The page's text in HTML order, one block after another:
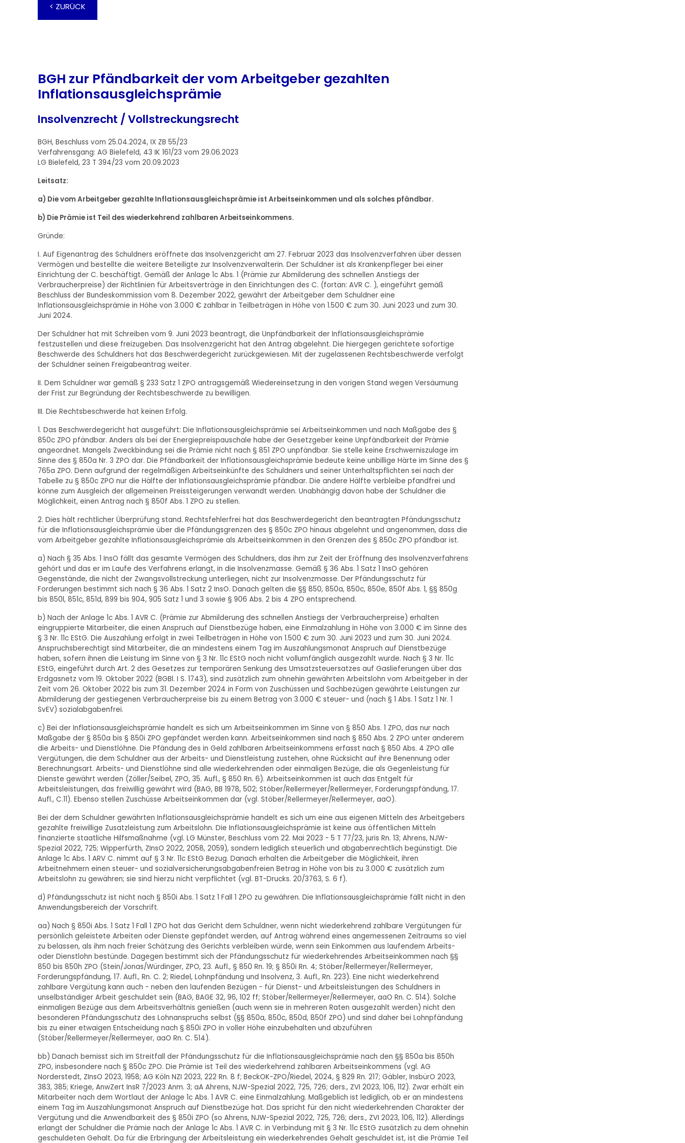
< ZURÜCK
BGH zur Pfändbarkeit der vom Arbeitgeber gezahlten
Inflationsausgleichsprämie
Insolvenzrecht / Vollstreckungsrecht
BGH, Beschluss vom 25.04.2024, IX ZB 55/23
Verfahrensgang: AG Bielefeld, 43 IK 161/23 vom 29.06.2023
LG Bielefeld, 23 T 394/23 vom 20.09.2023
Leitsatz:
a) Die vom Arbeitgeber gezahlte Inflationsausgleichsprämie ist Arbeitseinkommen und als solches pfändbar.
b) Die Prämie ist Teil des wiederkehrend zahlbaren Arbeitseinkommens.
Gründe:
I. Auf Eigenantrag des Schuldners eröffnete das Insolvenzgericht am 27. Februar 2023 das Insolvenzverfahren über dessen
Vermögen und bestellte die weitere Beteiligte zur Insolvenzverwalterin. Der Schuldner ist als Krankenpfleger bei einer
Einrichtung der C. beschäftigt. Gemäß der Anlage 1c Abs. 1 (Prämie zur Abmilderung des schnellen Anstiegs der
Verbraucherpreise) der Richtlinien für Arbeitsverträge in den Einrichtungen des C. (fortan: AVR C. ), eingeführt gemäß
Beschluss der Bundeskommission vom 8. Dezember 2022, gewährt der Arbeitgeber dem Schuldner eine
Inflationsausgleichsprämie in Höhe von 3.000 € zahlbar in Teilbeträgen in Höhe von 1.500 € zum 30. Juni 2023 und zum 30.
Juni 2024.
Der Schuldner hat mit Schreiben vom 9. Juni 2023 beantragt, die Unpfändbarkeit der Inflationsausgleichsprämie
festzustellen und diese freizugeben. Das Insolvenzgericht hat den Antrag abgelehnt. Die hiergegen gerichtete sofortige
Beschwerde des Schuldners hat das Beschwerdegericht zurückgewiesen. Mit der zugelassenen Rechtsbeschwerde verfolgt
der Schuldner seinen Freigabeantrag weiter.
II. Dem Schuldner war gemäß § 233 Satz 1 ZPO antragsgemäß Wiedereinsetzung in den vorigen Stand wegen Versäumung
der Frist zur Begründung der Rechtsbeschwerde zu bewilligen.
III. Die Rechtsbeschwerde hat keinen Erfolg.
1. Das Beschwerdegericht hat ausgeführt: Die Inflationsausgleichsprämie sei Arbeitseinkommen und nach Maßgabe des §
850c ZPO pfändbar. Anders als bei der Energiepreispauschale habe der Gesetzgeber keine Unpfändbarkeit der Prämie
angeordnet. Mangels Zweckbindung sei die Prämie nicht nach § 851 ZPO unpfändbar. Sie stelle keine Erschwerniszulage im
Sinne des § 850a Nr. 3 ZPO dar. Die Pfändbarkeit der Inflationsausgleichsprämie bedeute keine unbillige Härte im Sinne des §
765a ZPO. Denn aufgrund der regelmäßigen Arbeitseinkünfte des Schuldners und seiner Unterhaltspflichten sei nach der
Tabelle zu § 850c ZPO nur die Hälfte der Inflationsausgleichsprämie pfändbar. Die andere Hälfte verbleibe pfandfrei und
könne zum Ausgleich der allgemeinen Preissteigerungen verwandt werden. Unabhängig davon habe der Schuldner die
Möglichkeit, einen Antrag nach § 850f Abs. 1 ZPO zu stellen.
2. Dies hält rechtlicher Überprüfung stand. Rechtsfehlerfrei hat das Beschwerdegericht den beantragten Pfändungsschutz
für die Inflationsausgleichsprämie über die Pfändungsgrenzen des § 850c ZPO hinaus abgelehnt und angenommen, dass die
vom Arbeitgeber gezahlte Inflationsausgleichsprämie als Arbeitseinkommen in den Grenzen des § 850c ZPO pfändbar ist.
a) Nach § 35 Abs. 1 InsO fällt das gesamte Vermögen des Schuldners, das ihm zur Zeit der Eröffnung des Insolvenzverfahrens
gehört und das er im Laufe des Verfahrens erlangt, in die Insolvenzmasse. Gemäß § 36 Abs. 1 Satz 1 InsO gehören
Gegenstände, die nicht der Zwangsvollstreckung unterliegen, nicht zur Insolvenzmasse. Der Pfändungsschutz für
Forderungen bestimmt sich nach § 36 Abs. 1 Satz 2 InsO. Danach gelten die §§ 850, 850a, 850c, 850e, 850f Abs. 1, §§ 850g
bis 850l, 851c, 851d, 899 bis 904, 905 Satz 1 und 3 sowie § 906 Abs. 2 bis 4 ZPO entsprechend.
b) Nach der Anlage 1c Abs. 1 AVR C. (Prämie zur Abmilderung des schnellen Anstiegs der Verbraucherpreise) erhalten
eingruppierte Mitarbeiter, die einen Anspruch auf Dienstbezüge haben, eine Einmalzahlung in Höhe von 3.000 € im Sinne des
§ 3 Nr. 11c EStG. Die Auszahlung erfolgt in zwei Teilbeträgen in Höhe von 1.500 € zum 30. Juni 2023 und zum 30. Juni 2024.
Anspruchsberechtigt sind Mitarbeiter, die an mindestens einem Tag im Auszahlungsmonat Anspruch auf Dienstbezüge
haben, sofern ihnen die Leistung im Sinne von § 3 Nr. 11c EStG noch nicht vollumfänglich ausgezahlt wurde. Nach § 3 Nr. 11c
EStG, eingeführt durch Art. 2 des Gesetzes zur temporären Senkung des Umsatzsteuersatzes auf Gaslieferungen über das
Erdgasnetz vom 19. Oktober 2022 (BGBl. I S. 1743), sind zusätzlich zum ohnehin gewährten Arbeitslohn vom Arbeitgeber in der
Zeit vom 26. Oktober 2022 bis zum 31. Dezember 2024 in Form von Zuschüssen und Sachbezügen gewährte Leistungen zur
Abmilderung der gestiegenen Verbraucherpreise bis zu einem Betrag von 3.000 € steuer- und (nach § 1 Abs. 1 Satz 1 Nr. 1
SvEV) sozialabgabenfrei.
c) Bei der Inflationsausgleichsprämie handelt es sich um Arbeitseinkommen im Sinne von § 850 Abs. 1 ZPO, das nur nach
Maßgabe der § 850a bis § 850i ZPO gepfändet werden kann. Arbeitseinkommen sind nach § 850 Abs. 2 ZPO unter anderem
die Arbeits- und Dienstlöhne. Die Pfändung des in Geld zahlbaren Arbeitseinkommens erfasst nach § 850 Abs. 4 ZPO alle
Vergütungen, die dem Schuldner aus der Arbeits- und Dienstleistung zustehen, ohne Rücksicht auf ihre Benennung oder
Berechnungsart. Arbeits- und Dienstlöhne sind alle wiederkehrenden oder einmaligen Bezüge, die als Gegenleistung für
Dienste gewährt werden (Zöller/Seibel, ZPO, 35. Aufl., § 850 Rn. 6). Arbeitseinkommen ist auch das Entgelt für
Arbeitsleistungen, das freiwillig gewährt wird (BAG, BB 1978, 502; Stöber/Rellermeyer/Rellermeyer, Forderungspfändung, 17.
Aufl., C.11). Ebenso stellen Zuschüsse Arbeitseinkommen dar (vgl. Stöber/Rellermeyer/Rellermeyer, aaO).
Bei der dem Schuldner gewährten Inflationsausgleichsprämie handelt es sich um eine aus eigenen Mitteln des Arbeitgebers
gezahlte freiwillige Zusatzleistung zum Arbeitslohn. Die Inflationsausgleichsprämie ist keine aus öffentlichen Mitteln
finanzierte staatliche Hilfsmaßnahme (vgl. LG Münster, Beschluss vom 22. Mai 2023 - 5 T 77/23, juris Rn. 13; Ahrens, NJW-
Spezial 2022, 725; Wipperfürth, ZInsO 2022, 2058, 2059), sondern lediglich steuerlich und abgabenrechtlich begünstigt. Die
Anlage 1c Abs. 1 ARV C. nimmt auf § 3 Nr. 11c EStG Bezug. Danach erhalten die Arbeitgeber die Möglichkeit, ihren
Arbeitnehmern einen steuer- und sozialversicherungsabgabenfreien Betrag in Höhe von bis zu 3.000 € zusätzlich zum
Arbeitslohn zu gewähren; sie sind hierzu nicht verpflichtet (vgl. BT-Drucks. 20/3763, S. 6 f).
d) Pfändungsschutz ist nicht nach § 850i Abs. 1 Satz 1 Fall 1 ZPO zu gewähren. Die Inflationsausgleichsprämie fällt nicht in den
Anwendungsbereich der Vorschrift.
aa) Nach § 850i Abs. 1 Satz 1 Fall 1 ZPO hat das Gericht dem Schuldner, wenn nicht wiederkehrend zahlbare Vergütungen für
persönlich geleistete Arbeiten oder Dienste gepfändet werden, auf Antrag während eines angemessenen Zeitraums so viel
zu belassen, als ihm nach freier Schätzung des Gerichts verbleiben würde, wenn sein Einkommen aus laufendem Arbeits-
oder Dienstlohn bestünde. Dagegen bestimmt sich der Pfändungsschutz für wiederkehrendes Arbeitseinkommen nach §§
850 bis 850h ZPO (Stein/Jonas/Würdinger, ZPO, 23. Aufl., § 850 Rn. 19; § 850i Rn. 4; Stöber/Rellermeyer/Rellermeyer,
Forderungspfändung, 17. Aufl., Rn. C. 2; Riedel, Lohnpfändung und Insolvenz, 3. Aufl., Rn. 223). Eine nicht wiederkehrend
zahlbare Vergütung kann auch - neben den laufenden Bezügen - für Dienst- und Arbeitsleistungen des Schuldners in
unselbständiger Arbeit geschuldet sein (BAG, BAGE 32, 96, 102 ff; Stöber/Rellermeyer/Rellermeyer, aaO Rn. C. 514). Solche
einmaligen Bezüge aus dem Arbeitsverhältnis genießen (auch wenn sie in mehreren Raten ausgezahlt werden) nicht den
besonderen Pfändungsschutz des Lohnanspruchs selbst (§§ 850a, 850c, 850d, 850f ZPO) und sind daher bei Lohnpfändung
bis zu einer etwaigen Entscheidung nach § 850i ZPO in voller Höhe einzubehalten und abzuführen
(Stöber/Rellermeyer/Rellermeyer, aaO Rn. C. 514).
bb) Danach bemisst sich im Streitfall der Pfändungsschutz für die Inflationsausgleichsprämie nach den §§ 850a bis 850h
ZPO, insbesondere nach § 850c ZPO. Die Prämie ist Teil des wiederkehrend zahlbaren Arbeitseinkommens (vgl. AG
Norderstedt, ZInsO 2023, 1958; AG Köln NZI 2023, 222 Rn. 8 f; BeckOK-ZPO/Riedel, 2024, § 829 Rn. 217; Gäbler, InsbürO 2023,
383, 385; Kriege, AnwZert InsR 7/2023 Anm. 3; aA Ahrens, NJW-Spezial 2022, 725, 726; ders., ZVI 2023, 106, 112). Zwar erhält ein
Mitarbeiter nach dem Wortlaut der Anlage 1c Abs. 1 AVR C. eine Einmalzahlung. Maßgeblich ist lediglich, ob er an mindestens
einem Tag im Auszahlungsmonat Anspruch auf Dienstbezüge hat. Das spricht für den nicht wiederkehrenden Charakter der
Vergütung und die Anwendbarkeit des § 850i ZPO (so Ahrens, NJW-Spezial 2022, 725, 726; ders., ZVI 2023, 106, 112). Allerdings
erlangt der Schuldner die Prämie nach der Anlage 1c Abs. 1 AVR C. in Verbindung mit § 3 Nr. 11c EStG zusätzlich zu dem ohnehin
geschuldeten Gehalt. Da für die Erbringung der Arbeitsleistung ein wiederkehrendes Gehalt geschuldet ist, ist die Prämie Teil